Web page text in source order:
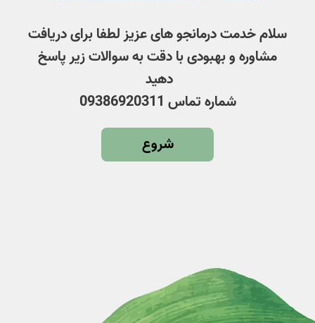
سلام خدمت درمانجو های عزیز لطفا برای دریافت
مشاوره و بهبودی با دقت به سوالات زیر پاسخ
دهید
شماره تماس 09386920311
شروع